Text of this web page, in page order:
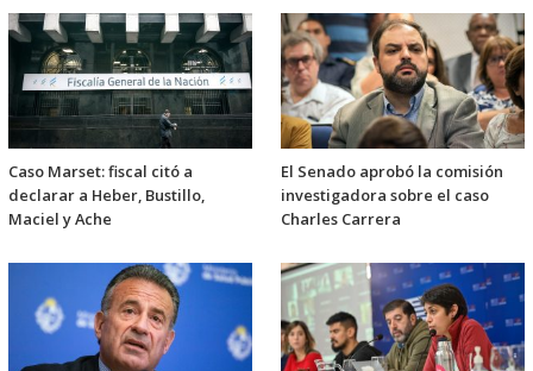
Caso Marset: fiscal citó a
declarar a Heber, Bustillo,
Maciel y Ache
El Senado aprobó la comisión
investigadora sobre el caso
Charles Carrera